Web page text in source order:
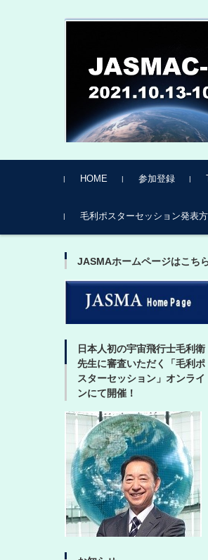
コンテンツに移動
HOME
参加登録
毛利ポスターセッション発表
JASMAホームページはこち
日本人初の宇宙飛行士毛利衛
先生に審査いただく「毛利ポ
スターセッション」オンライ
ンにて開催！